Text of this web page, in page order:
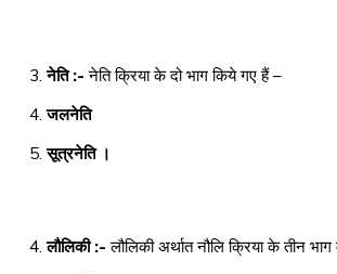
नेति :- नेति क्रिया के दो भाग किये गए हैं –
जलनेति
सूत्रनेति ।
लौलिकी :- लौलिकी अर्थात नौलि क्रिया के तीन